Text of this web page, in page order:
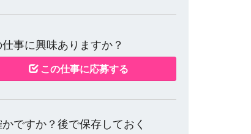
仕事に興味ありますか？
この仕事に応募する
ですか？後で保存しておく